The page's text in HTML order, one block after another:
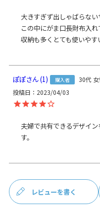
商品説明
使いやすいポケッ
コーデュラ（R）
くて環境にやさし
る容量があり、
納も充実。荷物少
POINT
オープンポケット
のバックルが付い
す。
大きすぎず出しゃばらな
この中にがま口長財布入れ
収納も多くとても使いや
ぽぽ 1 購入者 30代
投稿日
2023/04/03
夫婦で共有できるデザイ
す。
レビューを書く